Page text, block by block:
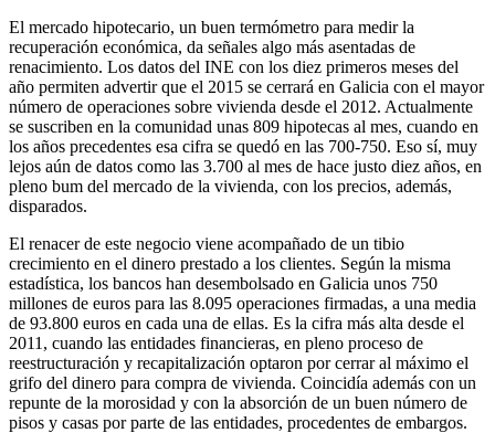
El mercado hipotecario, un buen termómetro para medir la
recuperación económica, da señales algo más asentadas de
renacimiento. Los datos del INE con los diez primeros meses del
año permiten advertir que el 2015 se cerrará en Galicia con el mayor
número de operaciones sobre vivienda desde el 2012. Actualmente
se suscriben en la comunidad unas 809 hipotecas al mes, cuando en
los años precedentes esa cifra se quedó en las 700-750. Eso sí, muy
lejos aún de datos como las 3.700 al mes de hace justo diez años, en
pleno bum del mercado de la vivienda, con los precios, además,
disparados.
El renacer de este negocio viene acompañado de un tibio
crecimiento en el dinero prestado a los clientes. Según la misma
estadística, los bancos han desembolsado en Galicia unos 750
millones de euros para las 8.095 operaciones firmadas, a una media
de 93.800 euros en cada una de ellas. Es la cifra más alta desde el
2011, cuando las entidades financieras, en pleno proceso de
reestructuración y recapitalización optaron por cerrar al máximo el
grifo del dinero para compra de vivienda. Coincidía además con un
repunte de la morosidad y con la absorción de un buen número de
pisos y casas por parte de las entidades, procedentes de embargos.